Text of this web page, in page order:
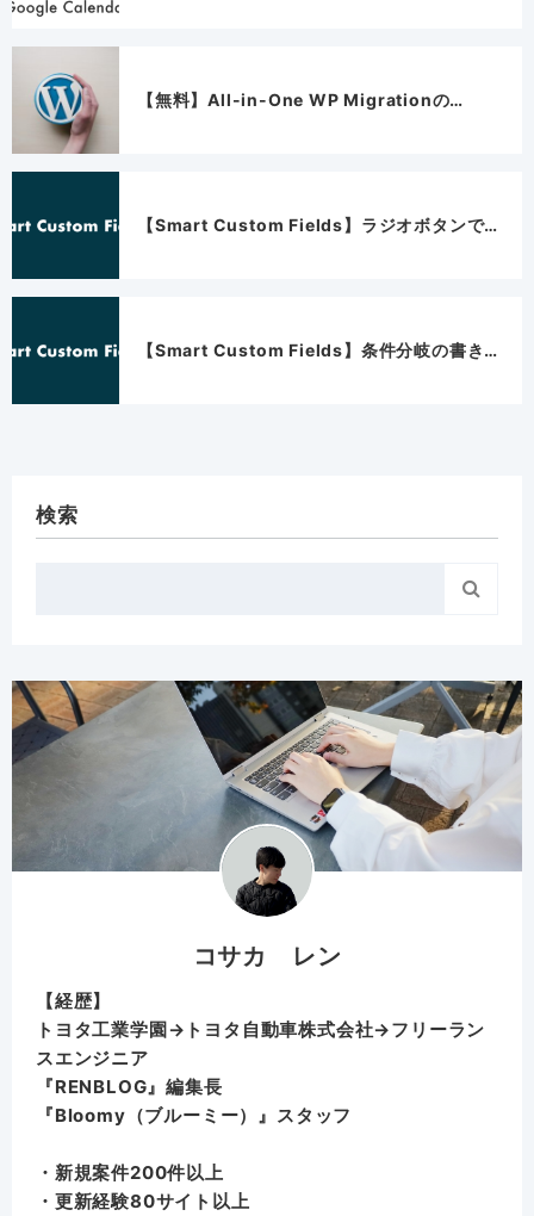
【無料】All-in-One WP Migrationの…
【Smart Custom Fields】ラジオボタンで…
【Smart Custom Fields】条件分岐の書き…
検索

コサカ レン
【経歴】
トヨタ工業学園→トヨタ自動車株式会社→フリーラン
スエンジニア
『RENBLOG』編集長
『Bloomy（ブルーミー） 』スタッフ
・新規案件200件以上
・更新経験80サイト以上